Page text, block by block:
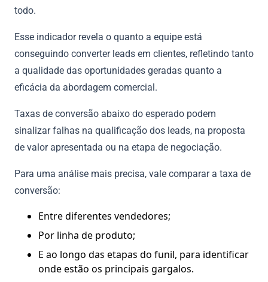
todo.
Esse indicador revela o quanto a equipe está
conseguindo converter leads em clientes, refletindo tanto
a qualidade das oportunidades geradas quanto a
eficácia da abordagem comercial.
Taxas de conversão abaixo do esperado podem
sinalizar falhas na qualificação dos leads, na proposta
de valor apresentada ou na etapa de negociação.
Para uma análise mais precisa, vale comparar a taxa de
conversão:
Entre diferentes vendedores;
Por linha de produto;
E ao longo das etapas do funil, para identificar
onde estão os principais gargalos.